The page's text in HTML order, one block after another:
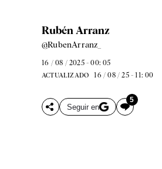
Rubén Arranz
@RubenArranz_
16 / 08 / 2025 - 00: 05
ACTUALIZADO 16 / 08 / 25 - 11: 00
Seguir en
5